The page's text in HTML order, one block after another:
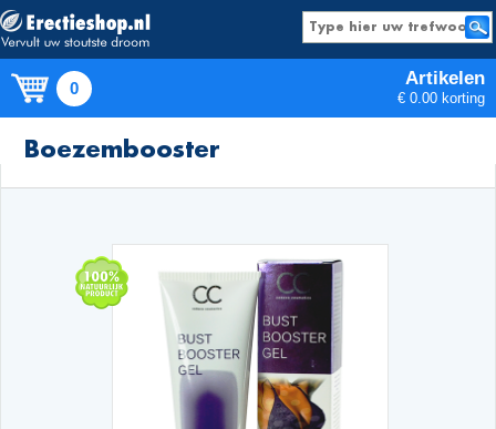
0 Artikelen
€ 0.00 korting
Boezembooster